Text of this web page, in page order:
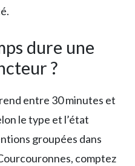
dure une
?
entre 30 minutes et
le type et l’état
groupées dans
comptez